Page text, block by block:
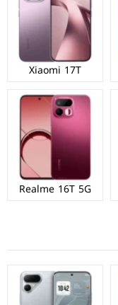
Xiaomi 17T
Realme 16T 5G